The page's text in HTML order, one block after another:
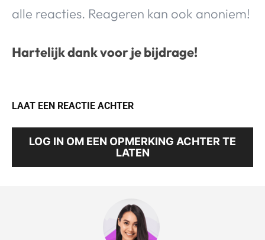
alle reacties. Reageren kan ook anoniem!
Hartelijk dank voor je bijdrage!
LAAT EEN REACTIE ACHTER
LOG IN OM EEN OPMERKING ACHTER TE
LATEN